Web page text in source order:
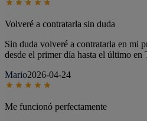
Volveré a contratarla sin duda
Sin duda volveré a contratarla en mi
desde el primer día hasta el último en
Mario2026-04-24
Me funcionó perfectamente